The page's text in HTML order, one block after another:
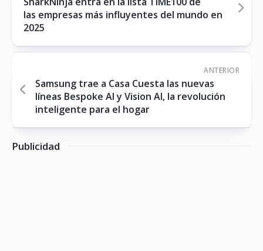
las empresas más influyentes del mundo en
2025
ANTERIOR
Samsung trae a Casa Cuesta las nuevas
líneas Bespoke AI y Vision AI, la revolución
inteligente para el hogar
Publicidad